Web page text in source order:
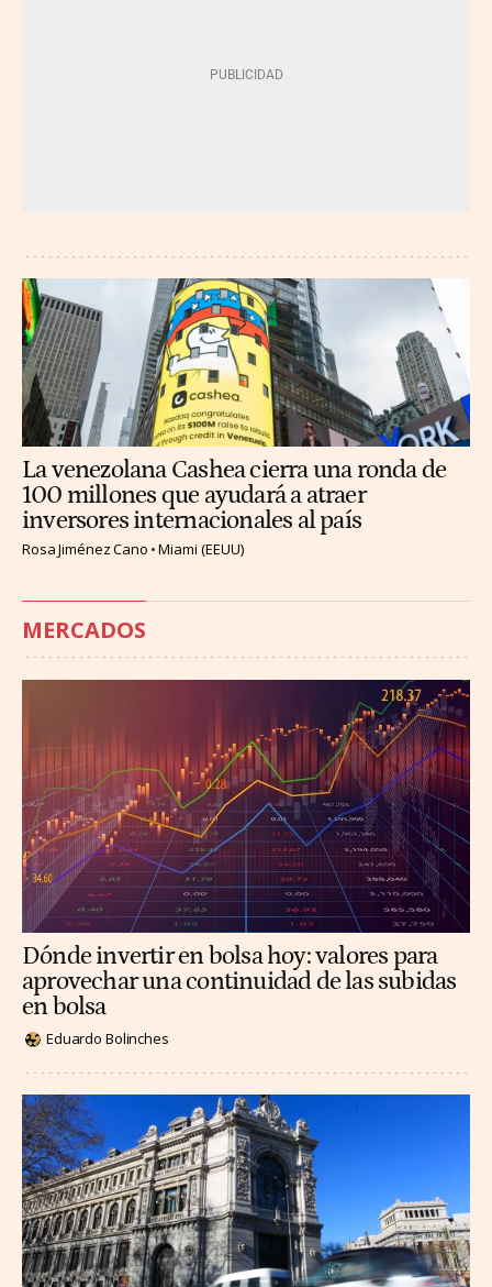
La venezolana Cashea cierra una ronda de
100 millones que ayudará a atraer
inversores internacionales al país
Rosa Jiménez Cano Miami (EEUU)
MERCADOS
Dónde invertir en bolsa hoy: valores para
aprovechar una continuidad de las subidas
en bolsa
Eduardo Bolinches